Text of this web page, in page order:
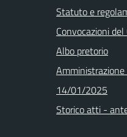
Statuto e
Convocazioni
Albo pretorio
14/01/2025
Storico atti -